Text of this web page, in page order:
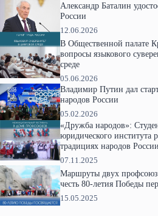
Александр Баталин
России
12.06.2026
В Общественной палате
вопросы языкового
среде
05.06.2026
Владимир Путин дал
народов России
05.02.2026
«Дружба народов»:
юридического института
традициях народов России
07.11.2025
Маршруты двух
честь 80-летия Победы
15.05.2025